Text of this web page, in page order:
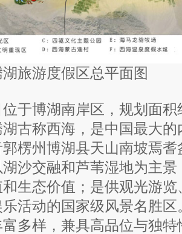
旅游度假区总平面图
博湖南岸区，规划面积
古称西海，是中国最大
楞州博湖县天山南坡焉
沙交融和芦苇湿地为主
生态价值；是供观光游
活动的国家级风景名胜
多样，兼具高品位与独